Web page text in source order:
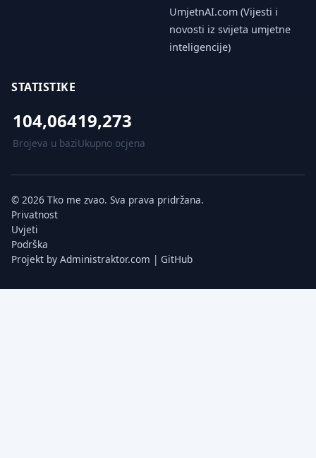
UmjetnAI.com (Vijesti i
novosti iz svijeta umjetne
inteligencije)
STATISTIKE
104,064
Brojeva u bazi
19,273
Ukupno ocjena
© 2026 Tko me zvao. Sva prava pridržana.
Privatnost
Uvjeti
Podrška
Projekt by Administraktor.com | GitHub